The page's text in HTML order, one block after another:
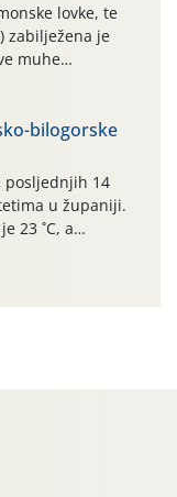
lovke, te
zabilježena je
muhe
se objasniti
s vrlo malim
prezimjelih
Rebell
bilogorske
posljednjih 14
u županiji.
23 ˚C, a
do 35 ˚C.